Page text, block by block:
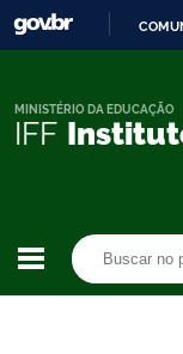
IFF
MINISTÉRIO DA EDUCAÇÃO